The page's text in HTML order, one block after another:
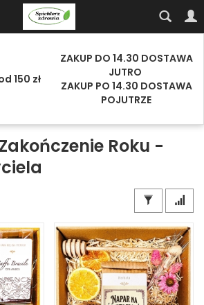
150 zł
ZAKUP DO 14.30 DOSTAWA
JUTRO
ZAKUP PO 14.30 DOSTAWA
POJUTRZE
Roku -